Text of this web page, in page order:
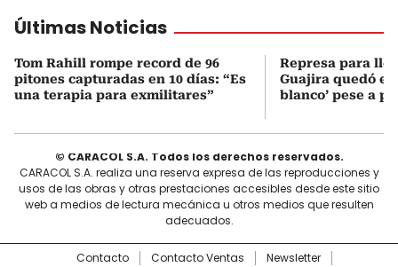
Últimas Noticias
Tom Rahill rompe record de 96
pitones capturadas en 10 días: “Es
una terapia para exmilitares”
Represa para
Guajira quedó en
blanco’ pese a
© CARACOL S.A. Todos los derechos reservados.
CARACOL S.A. realiza una reserva expresa de las reproducciones y
usos de las obras y otras prestaciones accesibles desde este sitio
web a medios de lectura mecánica u otros medios que resulten
adecuados.
Contacto Contacto Ventas Newsletter